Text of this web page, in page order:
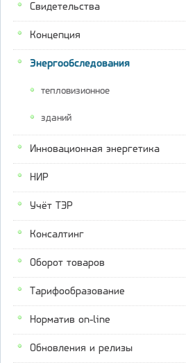
Свидетельства
Концепция
Энергообследования
тепловизионное
зданий
Инновационная энергетика
НИР
Учёт ТЭР
Консалтинг
Оборот товаров
Тарифообразование
Норматив on-line
Обновления и релизы